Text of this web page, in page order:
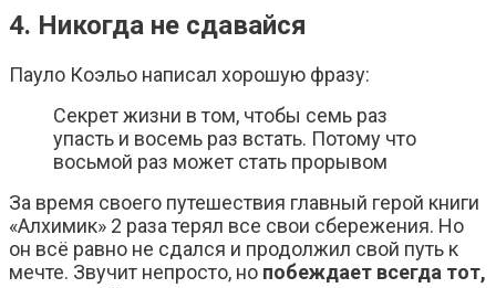
4. Никогда не сдавайся
Пауло Коэльо написал хорошую фразу:
Секрет жизни в том, чтобы семь раз
упасть и восемь раз встать. Потому что
восьмой раз может стать прорывом
За время своего путешествия главный герой книги
«Алхимик» 2 раза терял все свои сбережения. Но
он всё равно не сдался и продолжил свой путь к
мечте. Звучит непросто, но побеждает всегда тот,